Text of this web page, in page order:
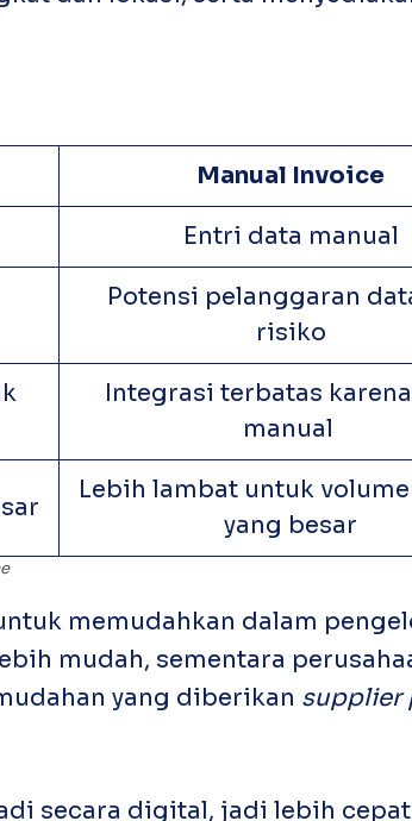
Manual Invoice
Entri data manual
Potensi pelanggaran
risiko
Integrasi terbatas
manual
Lebih lambat untuk volume
yang besar
memudahkan dalam
mudah, sementara
yang diberikan supplier
secara digital, jadi lebih